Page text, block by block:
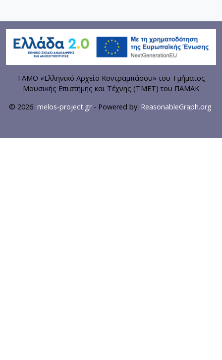
ΤΑΜΟ «Ελληνικό Αρχείο Κοντραμπάσου» του Τμήματος
Μουσικής Επιστήμης και Τέχνης (ΤΜΕΤ) του ΠΑΜΑΚ
© 2026 melos-project.gr- Powered by: ReasonableGraph.org